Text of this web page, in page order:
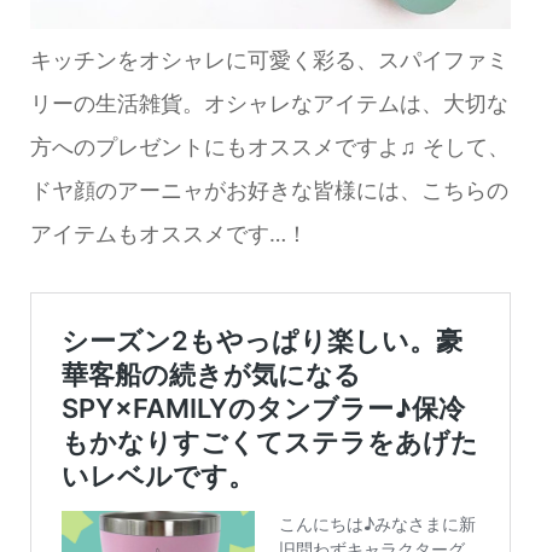
キッチンをオシャレに可愛く彩る、スパイファミ
リーの生活雑貨。オシャレなアイテムは、大切な
方へのプレゼントにもオススメですよ♫ そして、
ドヤ顔のアーニャがお好きな皆様には、こちらの
アイテムもオススメです…！